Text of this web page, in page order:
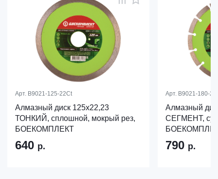
Арт. B9021-125-22Ct
Алмазный диск 125x22,23
ТОНКИЙ, сплошной, мокрый рез,
БОЕКОМПЛЕКТ
640 р.
Арт. B9021-180-
Алмазный
СЕГМЕНТ,
790 р.